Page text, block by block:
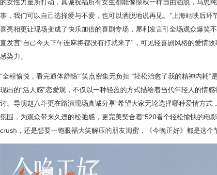
的女性力量所打动，真诚祝福所有女生都能像徐秋一样自由洒脱，马思
事，我们可以自己选择爱与不爱，也可以洒脱地说再见。”上海站映后
喜亮相更让现场变成了快乐加倍的喜剧专场，犀利发言引全场观众爆笑
直发言“自己今天下午连麻将都没有打就来了”，可见轻喜剧风格的爱情
感染力。
“全程愉悦，看完通体舒畅”“笑点密集无负担”“轻松治愈了我的精神内耗
现出的“活人感”恋爱观，不仅以一种轻盈的方式描绘着当代年轻人的情
讨。导演赵八斗更在路演现场真诚分享“希望大家无论选择哪种爱情方式
氛围，为观众带来久违的松弛感，更完美契合着“520看个轻松愉快的电
crush，还是想要一饱眼福大笑解压的朋友闺蜜，《今晚正好》都是这